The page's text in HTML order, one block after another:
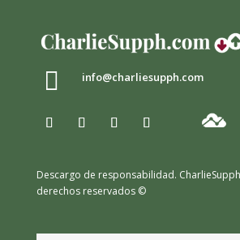
 info@charliesupph.com
Descargo de responsabilidad.
derechos reservados ©